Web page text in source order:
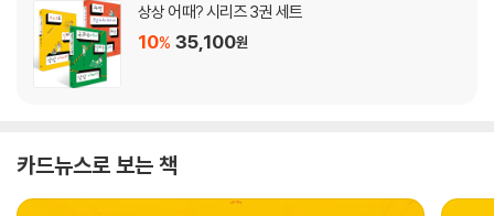
상상 어때? 시리즈 3권 세트
10% 35,100원
카드뉴스로 보는 책